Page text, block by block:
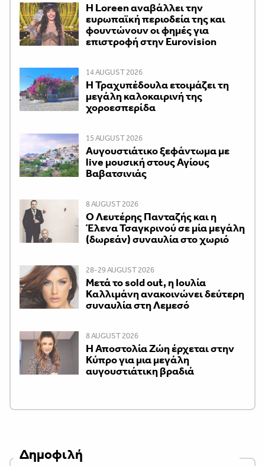
Η Loreen αναβάλλει την
ευρωπαϊκή περιοδεία της και
φουντώνουν οι φημές για
επιστροφή στην Eurovision
14 AUGUST 2026
Η Τραχυπέδουλα ετοιμάζει τη
μεγάλη καλοκαιρινή της
χοροεσπερίδα
15 AUGUST 2026
Αυγουστιάτικο ξεφάντωμα με
live μουσική στους Αγίους
Βαβατσινιάς
8 AUGUST 2026
Ο Λευτέρης Πανταζής και η
Έλενα Τσαγκρινού σε μία μεγάλη
(δωρεάν) συναυλία στο χωριό
28-29 AUGUST 2026
Μετά το sold out, η Ιουλία
Καλλιμάνη ανακοινώνει δεύτερη
συναυλία στη Λεμεσό
8 AUGUST 2026
Η Αποστολία Ζώη έρχεται στην
Κύπρο για μια μεγάλη
αυγουστιάτικη βραδιά
Δημοφιλή